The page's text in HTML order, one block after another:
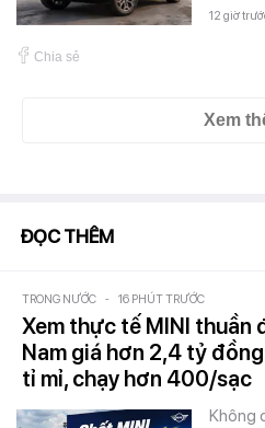
12 giờ
Chia sẻ
Xem
ĐỌC THÊM
TRONG NƯỚC - 16 PHÚT TRƯỚC
Xem thực tế MINI thuần
Nam giá hơn 2,4 tỷ
tỉ mỉ, chạy hơn 400/sạc
Không